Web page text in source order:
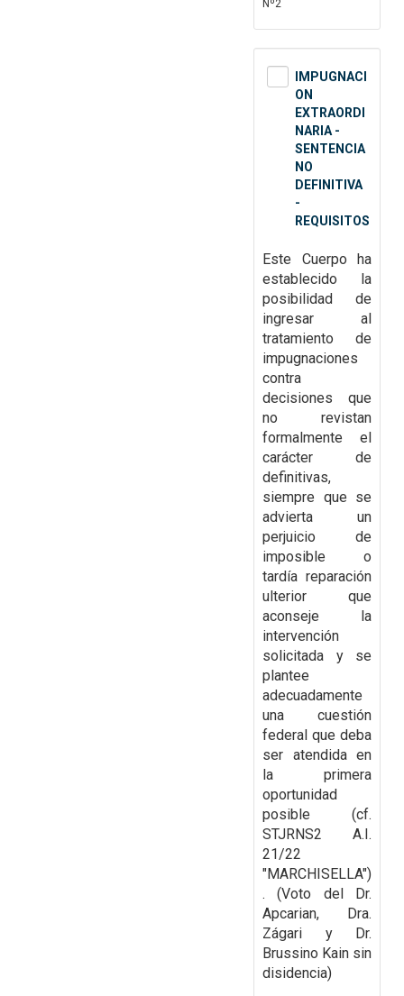
Nº2
IMPUGNACI
ON
EXTRAORDI
NARIA -
SENTENCIA
NO
DEFINITIVA
-
REQUISITOS
Este Cuerpo ha
establecido la
posibilidad de
ingresar al
tratamiento de
impugnaciones
contra
decisiones que
no revistan
formalmente el
carácter de
definitivas,
siempre que se
advierta un
perjuicio de
imposible o
tardía reparación
ulterior que
aconseje la
intervención
solicitada y se
plantee
adecuadamente
una cuestión
federal que deba
ser atendida en
la primera
oportunidad
posible (cf.
STJRNS2 A.I.
21/22
"MARCHISELLA")
. (Voto del Dr.
Apcarian, Dra.
Zágari y Dr.
Brussino Kain sin
disidencia)